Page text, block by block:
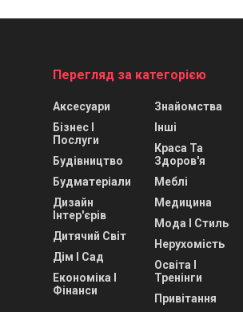
Перегляд за категорією
Аксесуари
Бізнес І
Послуги
Будівництво
Будматеріали
Дизайн
Інтер'єрів
Дитячий Світ
Дім І Сад
Економіка І
Фінанси
Знайомства
Інші
Краса Та
Здоров'я
Меблі
Медицина
Мода І Стиль
Нерухомість
Освіта І
Тренінги
Привітання